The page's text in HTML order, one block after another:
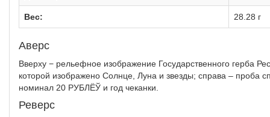
Вес: 28.28 г
Аверс
Вверху − рельефное изображение Государственного герба
которой изображено Солнце, Луна и звезды; справа –
номинал 20 РУБЛЁЎ и год чеканки.
Реверс